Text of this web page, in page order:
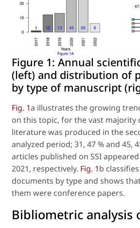
Figure 1: Annual
(left) and distribution of
by type of manuscript
Fig. 1a illustrates the growing
on this topic, for the vast majority
literature was produced in the
analyzed period; 31, 47 % and 45,
articles published on SSI
2021, respectively. Fig. 1b
documents by type and shows
them were conference papers.
Bibliometric analysis